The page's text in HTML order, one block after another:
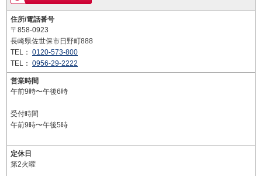
住所/電話番号
〒858-0923
長崎県佐世保市日野町888
TEL： 0120-573-800
TEL： 0956-29-2222
営業時間
午前9時〜午後6時
受付時間
午前9時〜午後5時
定休日
第2火曜